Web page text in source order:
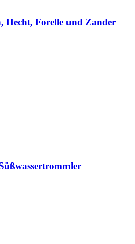
Hecht, Forelle und Zander